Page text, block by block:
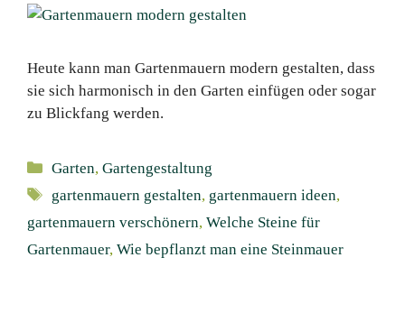
Heute kann man Gartenmauern modern gestalten, dass
sie sich harmonisch in den Garten einfügen oder sogar
zu Blickfang werden.
Kategorien
Garten,Gartengestaltung
Schlagwörter
gartenmauern gestalten, gartenmauern ideen,
gartenmauern verschönern, Welche Steine für
Gartenmauer, Wie bepflanzt man eine Steinmauer